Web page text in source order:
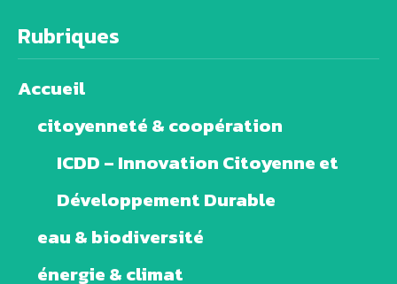
Rubriques
Accueil
citoyenneté & coopération
ICDD – Innovation Citoyenne et
Développement Durable
eau & biodiversité
énergie & climat